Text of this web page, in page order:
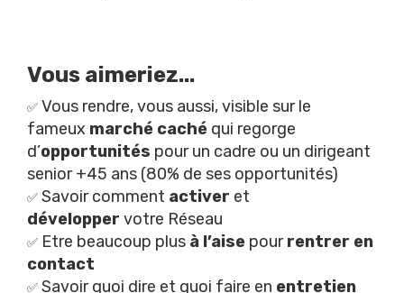
Vous aimeriez...
✅ Vous rendre, vous aussi, visible sur le
fameux marché caché qui regorge
d’opportunités pour un cadre ou un dirigeant
senior +45 ans (80% de ses opportunités)
✅ Savoir comment activer et
développer votre Réseau
✅ Etre beaucoup plus à l’aise pourrentrer en
contact
✅ Savoir quoi dire et quoi faire en entretien